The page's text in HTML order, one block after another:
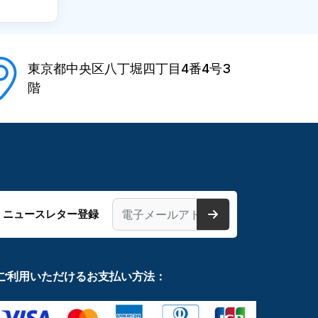
東京都中央区八丁堀四丁目4番4号3
階
ニュースレター登録
利用いただけるお支払い方法：